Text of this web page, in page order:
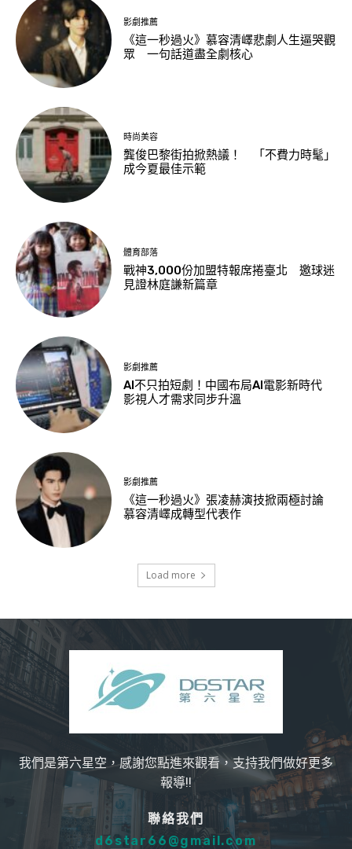
影劇推薦
《這一秒過火》慕容清嶧悲劇人生逼哭觀
眾 一句話道盡全劇核心
時尚美容
龔俊巴黎街拍掀熱議！ 「不費力時髦」
成今夏最佳示範
體育部落
戰神3,000份加盟特報席捲臺北 邀球迷
見證林庭謙新篇章
影劇推薦
AI不只拍短劇！中國布局AI電影新時代
影視人才需求同步升溫
影劇推薦
《這一秒過火》張凌赫演技掀兩極討論
慕容清嶧成轉型代表作
Load more
我們是第六星空，感謝您點進來觀看，支持我們做好更多
報導!!
聯絡我們
d6star66@gmail.com